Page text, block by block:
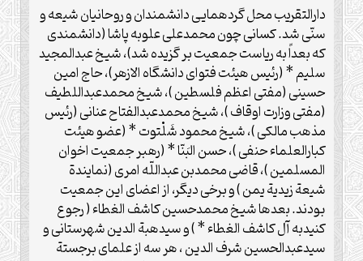
دارالتقریب محل گردهمایی دانشمندان و روحانیان شیعه و
سنّی شد. کسانی چون محمدعلی علوبه پاشا (دانشمندی
که بعداً به ریاست جمعیت بر گزیده شد)، شیخ عبدالمجید
سلیم * (رئیس هیئت فتوای دانشگاه الازهر)، حاج امین
حسینی (مفتی اعظم فلسطین )، شیخ محمدعبداللطیف
(مفتی وزارت اوقاف )، شیخ محمدعبدالفتاح عنانی (رئیس
مذهب مالکی )، شیخ محمود شَلْتوت * (عضو هیئت
کبارالعلماء حنفی )، حسن البَنّا * (رهبر جمعیت اخوان
المسلمین )، قاضی محمدبن عبداللّه امری (نمایندة
شیعة زیدیة یمن ) و برخی دیگر، از اعضای این جمعیت
بودند. بعدها شیخ محمدحسین کاشف الغطاء ( رجوع
کنیدبه آل کاشف الغطاء * ) و سیدهبة الدین شهرستانی و
سیدعبدالحسین شرف الدین ، هر سه از علمای برجستة